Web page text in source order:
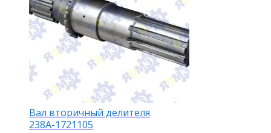
Вал вторичный делителя
238А-1721105